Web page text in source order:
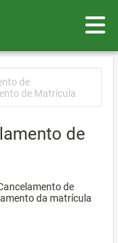
de
de Matrícula
de
de
da matrícula